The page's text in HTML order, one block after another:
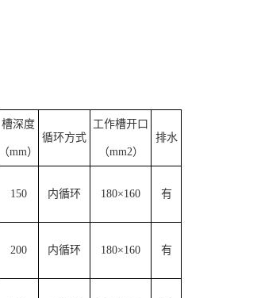
槽深度
（mm）
循环方式
工作槽开口
（mm2）
排水
150 内循环 180×160 有
200 内循环 180×160 有